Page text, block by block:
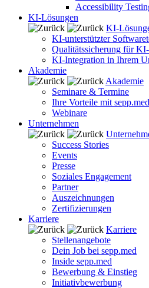
Accessibility
KI-Lösungen
KI-
KI-unterstützter
Qualitätssicherung für
KI-Integration in Ihrem
Akademie
Akademie
Seminare & Termine
Ihre Vorteile mit sepp.med
Webinare
Unternehmen
Success Stories
Events
Presse
Soziales Engagement
Partner
Auszeichnungen
Zertifizierungen
Karriere
Karriere
Stellenangebote
Dein Job bei sepp.med
Inside sepp.med
Bewerbung & Einstieg
Initiativbewerbung